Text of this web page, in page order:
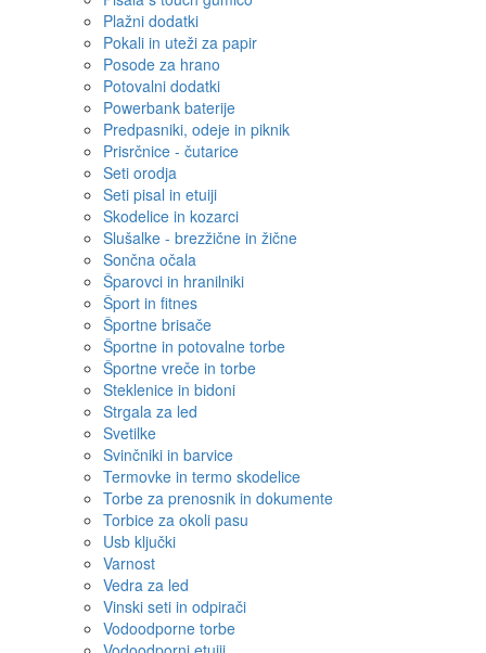
Plažni dodatki
Pokali in uteži za papir
Posode za hrano
Potovalni dodatki
Powerbank baterije
Predpasniki, odeje in piknik
Prisrčnice - čutarice
Seti orodja
Seti pisal in etuiji
Skodelice in kozarci
Slušalke - brezžične in žične
Sončna očala
Šparovci in hranilniki
Šport in fitnes
Športne brisače
Športne in potovalne torbe
Športne vreče in torbe
Steklenice in bidoni
Strgala za led
Svetilke
Svinčniki in barvice
Termovke in termo skodelice
Torbe za prenosnik in dokumente
Torbice za okoli pasu
Usb ključki
Varnost
Vedra za led
Vinski seti in odpirači
Vodoodporne torbe